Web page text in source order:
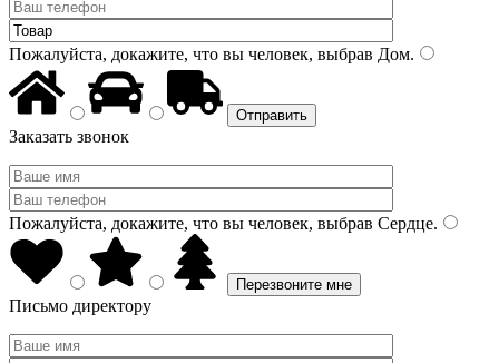
Пожалуйста, докажите, что вы человек, выбрав Дом.
Заказать звонок
Пожалуйста, докажите, что вы человек, выбрав Сердце.
Письмо директору